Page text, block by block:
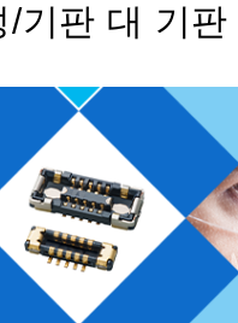
기판 대 기판